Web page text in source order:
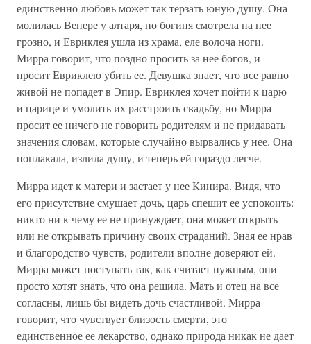
единственно любовь может так терзать юную душу. Она
молилась Венере у алтаря, но богиня смотрела на нее
грозно, и Евриклея ушла из храма, еле волоча ноги.
Мирра говорит, что поздно просить за нее богов, и
просит Евриклею убить ее. Девушка знает, что все равно
живой не попадет в Эпир. Евриклея хочет пойти к царю
и царице и умолить их расстроить свадьбу, но Мирра
просит ее ничего не говорить родителям и не придавать
значения словам, которые случайно вырвались у нее. Она
поплакала, излила душу, и теперь ей гораздо легче.
Мирра идет к матери и застает у нее Кинира. Видя, что
его присутствие смушает дочь, царь спешит ее успокоить:
никто ни к чему ее не принуждает, она может открыть
или не открывать причину своих страданий. Зная ее нрав
и благородство чувств, родители вполне доверяют ей.
Мирра может поступать так, как считает нужным, они
просто хотят знать, что она решила. Мать и отец на все
согласны, лишь бы видеть дочь счастливой. Мирра
говорит, что чувствует близость смерти, это
единственное ее лекарство, однако природа никак не дает